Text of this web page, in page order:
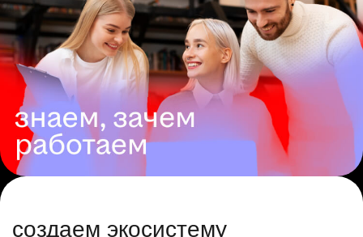
создаем экосистему